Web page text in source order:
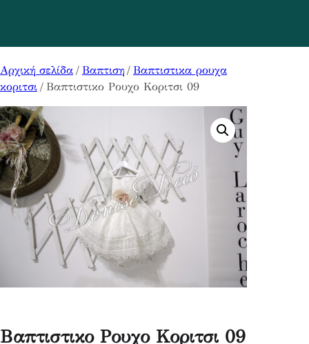
Αρχική σελίδα / Βαπτιση / Βαπτιστικα ρουχα
κοριτσι / Βαπτιστικο Ρουχο Κοριτσι 09
Βαπτιστικο Ρουχο Κοριτσι 09